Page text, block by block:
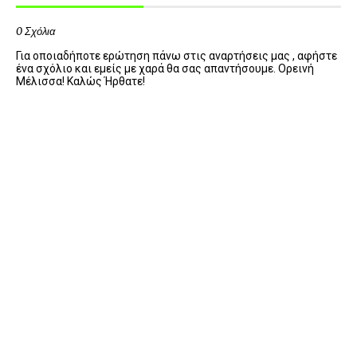
0 Σχόλια
Για οποιαδήποτε ερώτηση πάνω στις αναρτήσεις μας , αφήστε
ένα σχόλιο και εμείς με χαρά θα σας απαντήσουμε. Ορεινή
Μέλισσα! Καλώς Ήρθατε!